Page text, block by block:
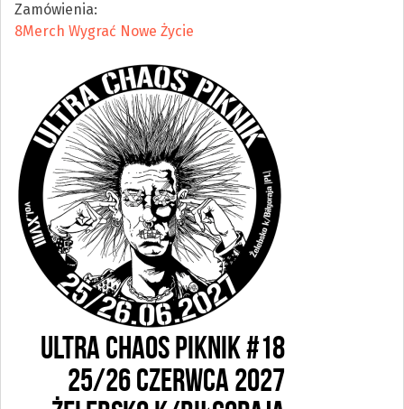
Zamówienia:
8Merch Wygrać Nowe Życie
ULTRA CHAOS PIKNIK #18
25/26 CZERWCA 2027